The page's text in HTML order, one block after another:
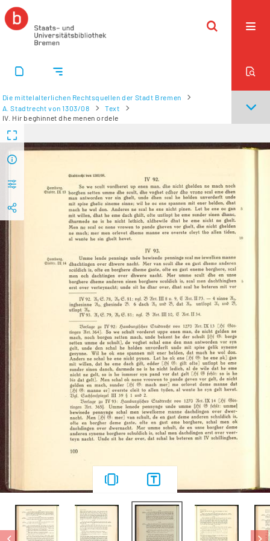
Die mittelalterlichen Rechtsquellen der Stadt Bremen
A. Stadtrecht von 1303/08
Text
IV. Hir beghinnet dhe menen ordele